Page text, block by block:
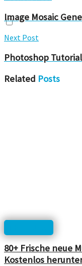
Image Mosaic
Next Post
Photoshop
Related Posts
80+ Frische neue
Kostenlos